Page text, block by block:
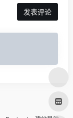
发表评论